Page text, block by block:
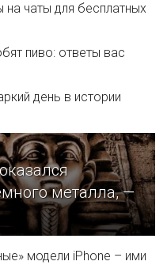
на чаты для бесплатных
пиво: ответы вас
день в истории
металла, —
модели iPhone – ими